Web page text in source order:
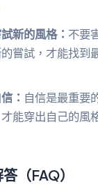
新的風格： 不要
嘗試，才能找到
： 自信是最重要
能穿出自己的風
（FAQ）